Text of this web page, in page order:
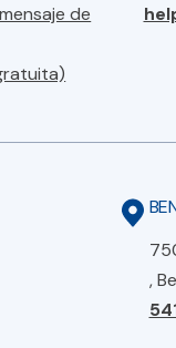
de
,